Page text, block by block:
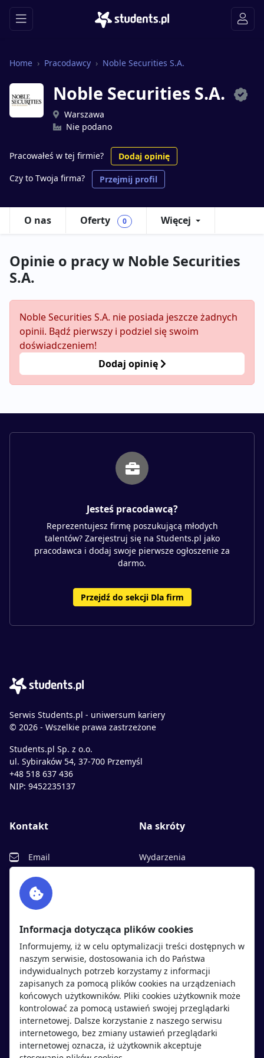
Home Pracodawcy Noble Securities S.A.
Noble Securities S.A.
Warszawa
Nie podano
Pracowałeś w tej firmie?
Dodaj opinię
Czy to Twoja firma?
Przejmij profil
O nas Oferty 0 Więcej
Opinie o pracy w Noble Securities
S.A.
Noble Securities S.A. nie posiada jeszcze żadnych
opinii. Bądź pierwszy i podziel się swoim
doświadczeniem!
Dodaj opinię
Jesteś pracodawcą?
Reprezentujesz firmę poszukującą młodych
talentów? Zarejestruj się na Students.pl jako
pracodawca i dodaj swoje pierwsze ogłoszenie za
darmo.
Przejdź do sekcji Dla firm
Serwis Students.pl - uniwersum kariery
© 2026 - Wszelkie prawa zastrzeżone
Students.pl Sp. z o.o.
ul. Sybiraków 54, 37-700 Przemyśl
+48 518 637 436
NIP: 9452235137
Kontakt
Email
Facebook
Twitter
Na skróty
Wydarzenia
Polityka cookies
Polityka prywatności
Kandydaci
Regulamin kandydata
Oferty pracy
Pracodawcy
Pracodawcy
Regulamin pracodawcy
Dodaj ogłoszenie
Informacja dotycząca plików cookies
Informujemy, iż w celu optymalizacji treści dostępnych w
naszym serwisie, dostosowania ich do Państwa
indywidualnych potrzeb korzystamy z informacji
zapisanych za pomocą plików cookies na urządzeniach
końcowych użytkowników. Pliki cookies użytkownik może
kontrolować za pomocą ustawień swojej przeglądarki
internetowej. Dalsze korzystanie z naszego serwisu
internetowego, bez zmiany ustawień przeglądarki
internetowej oznacza, iż użytkownik akceptuje